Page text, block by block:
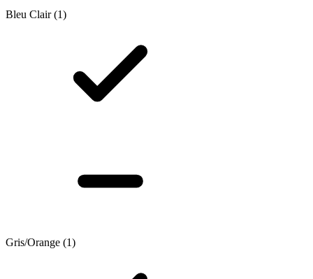
Bleu Clair (1)
Gris/Orange (1)